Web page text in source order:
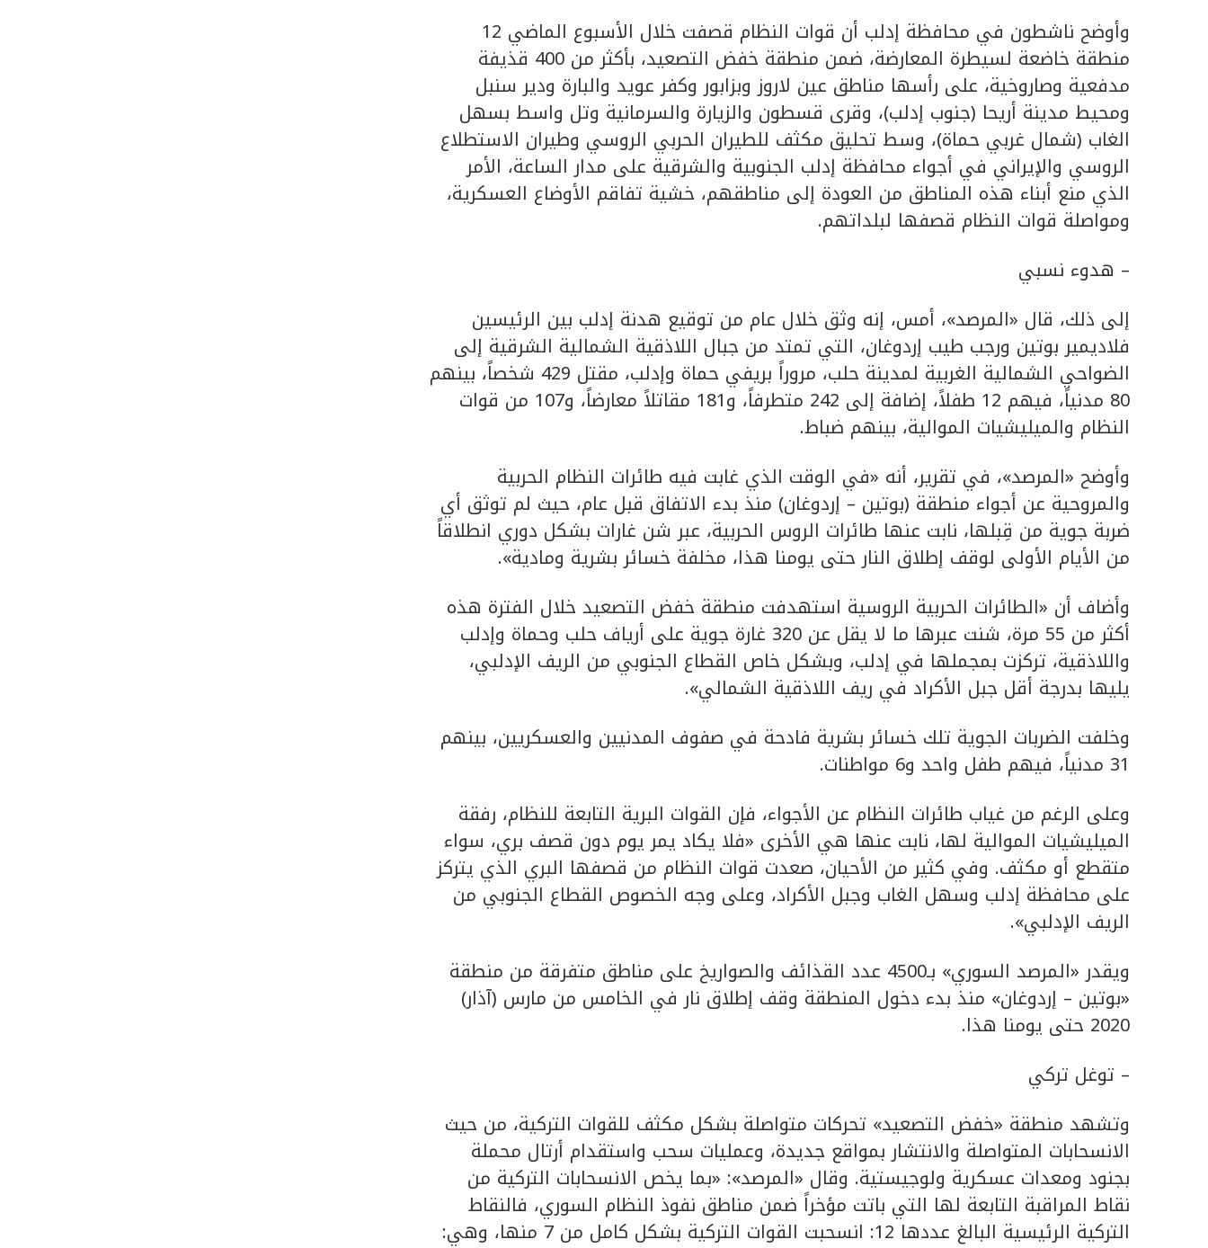
وأوضح ناشطون في محافظة إدلب أن قوات النظام قصفت خلال الأسبوع الماضي 12
منطقة خاضعة لسيطرة المعارضة، ضمن منطقة خفض التصعيد، بأكثر من 400 قذيفة
مدفعية وصاروخية، على رأسها مناطق عين لاروز وبزابور وكفر عويد والبارة ودير سنبل
ومحيط مدينة أريحا (جنوب إدلب)، وقرى قسطون والزيارة والسرمانية وتل واسط بسهل
الغاب (شمال غربي حماة)، وسط تحليق مكثف للطيران الحربي الروسي وطيران الاستطلاع
الروسي والإيراني في أجواء محافظة إدلب الجنوبية والشرقية على مدار الساعة، الأمر
الذي منع أبناء هذه المناطق من العودة إلى مناطقهم، خشية تفاقم الأوضاع العسكرية،
ومواصلة قوات النظام قصفها لبلداتهم.
– هدوء نسبي
إلى ذلك، قال «المرصد»، أمس، إنه وثق خلال عام من توقيع هدنة إدلب بين الرئيسين
فلاديمير بوتين ورجب طيب إردوغان، التي تمتد من جبال اللاذقية الشمالية الشرقية إلى
الضواحي الشمالية الغربية لمدينة حلب، مروراً بريفي حماة وإدلب، مقتل 429 شخصاً، بينهم
80 مدنياً، فيهم 12 طفلاً، إضافة إلى 242 متطرفاً، و181 مقاتلاً معارضاً، و107 من قوات
النظام والميليشيات الموالية، بينهم ضباط.
وأوضح «المرصد»، في تقرير، أنه «في الوقت الذي غابت فيه طائرات النظام الحربية
والمروحية عن أجواء منطقة (بوتين – إردوغان) منذ بدء الاتفاق قبل عام، حيث لم توثق أي
ضربة جوية من قِبلها، نابت عنها طائرات الروس الحربية، عبر شن غارات بشكل دوري انطلاقاً
من الأيام الأولى لوقف إطلاق النار حتى يومنا هذا، مخلفة خسائر بشرية ومادية».
وأضاف أن «الطائرات الحربية الروسية استهدفت منطقة خفض التصعيد خلال الفترة هذه
أكثر من 55 مرة، شنت عبرها ما لا يقل عن 320 غارة جوية على أرياف حلب وحماة وإدلب
واللاذقية، تركزت بمجملها في إدلب، وبشكل خاص القطاع الجنوبي من الريف الإدلبي،
يليها بدرجة أقل جبل الأكراد في ريف اللاذقية الشمالي».
وخلفت الضربات الجوية تلك خسائر بشرية فادحة في صفوف المدنيين والعسكريين، بينهم
31 مدنياً، فيهم طفل واحد و6 مواطنات.
وعلى الرغم من غياب طائرات النظام عن الأجواء، فإن القوات البرية التابعة للنظام، رفقة
الميليشيات الموالية لها، نابت عنها هي الأخرى «فلا يكاد يمر يوم دون قصف بري، سواء
متقطع أو مكثف. وفي كثير من الأحيان، صعدت قوات النظام من قصفها البري الذي يتركز
على محافظة إدلب وسهل الغاب وجبل الأكراد، وعلى وجه الخصوص القطاع الجنوبي من
الريف الإدلبي».
ويقدر «المرصد السوري» بـ4500 عدد القذائف والصواريخ على مناطق متفرقة من منطقة
«بوتين – إردوغان» منذ بدء دخول المنطقة وقف إطلاق نار في الخامس من مارس (آذار)
2020 حتى يومنا هذا.
– توغل تركي
وتشهد منطقة «خفض التصعيد» تحركات متواصلة بشكل مكثف للقوات التركية، من حيث
الانسحابات المتواصلة والانتشار بمواقع جديدة، وعمليات سحب واستقدام أرتال محملة
بجنود ومعدات عسكرية ولوجيستية. وقال «المرصد»: «بما يخص الانسحابات التركية من
نقاط المراقبة التابعة لها التي باتت مؤخراً ضمن مناطق نفوذ النظام السوري، فالنقاط
التركية الرئيسية البالغ عددها 12: انسحبت القوات التركية بشكل كامل من 7 منها، وهي: